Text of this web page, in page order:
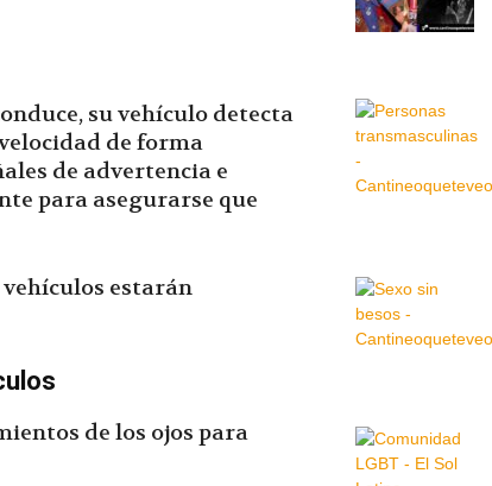
|
su vehículo detecta
de forma
de advertencia e
para asegurarse que
estarán
de los ojos para